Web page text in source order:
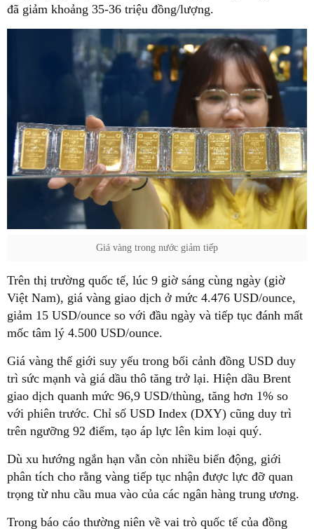
đã giảm khoảng 35-36 triệu đồng/lượng.
Giá vàng trong nước giảm tiếp
Trên thị trường quốc tế, lúc 9 giờ sáng cùng ngày (giờ
Việt Nam), giá vàng giao dịch ở mức 4.476 USD/ounce,
giảm 15 USD/ounce so với đầu ngày và tiếp tục đánh mất
mốc tâm lý 4.500 USD/ounce.
Giá vàng thế giới suy yếu trong bối cảnh đồng USD duy
trì sức mạnh và giá dầu thô tăng trở lại. Hiện dầu Brent
giao dịch quanh mức 96,9 USD/thùng, tăng hơn 1% so
với phiên trước. Chỉ số USD Index (DXY) cũng duy trì
trên ngưỡng 92 điểm, tạo áp lực lên kim loại quý.
Dù xu hướng ngắn hạn vẫn còn nhiều biến động, giới
phân tích cho rằng vàng tiếp tục nhận được lực đỡ quan
trọng từ nhu cầu mua vào của các ngân hàng trung ương.
Trong báo cáo thường niên về vai trò quốc tế của đồng